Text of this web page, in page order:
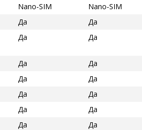
Nano-SIM
Nano-SIM
Да
Да
Да Да
Да
Да
Да
Да
Да
Да
Да
Да
Да
Да